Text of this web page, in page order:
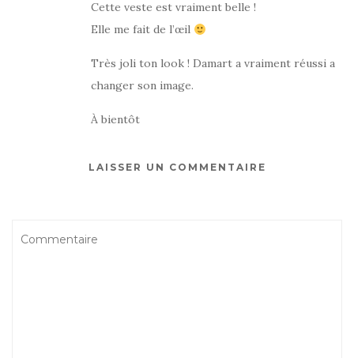
Cette veste est vraiment belle !
Elle me fait de l’œil
Très joli ton look ! Damart a vraiment réussi a
changer son image.
À bientôt
LAISSER UN COMMENTAIRE